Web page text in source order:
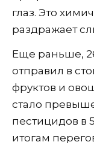
глаз. Это
раздражает
Еще раньше,
отправил в
фруктов и
стало
пестицидов в
итогам